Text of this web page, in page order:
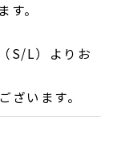
。
S/L）よりお
ざいます。